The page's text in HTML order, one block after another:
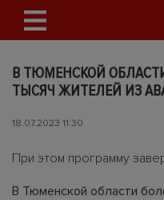
В ТЮМЕНСКОЙ
ТЫСЯЧ ЖИТЕЛЕЙ ИЗ
18.07.2023 11:30
При этом программу
В Тюменской области